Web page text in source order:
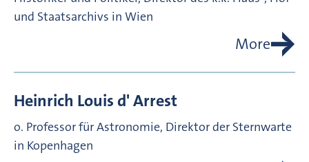
und Staatsarchivs in Wien
More
Heinrich Louis d'Arrest
o. Professor für Astronomie, Direktor der Sternwarte
in Kopenhagen